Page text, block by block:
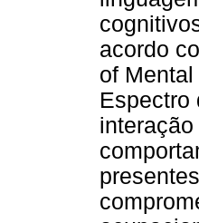
acordo
of
Espectro